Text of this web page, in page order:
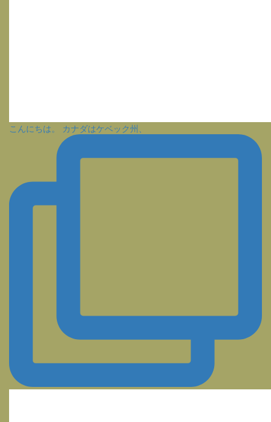
こんにちは。 カナダはケベック州、